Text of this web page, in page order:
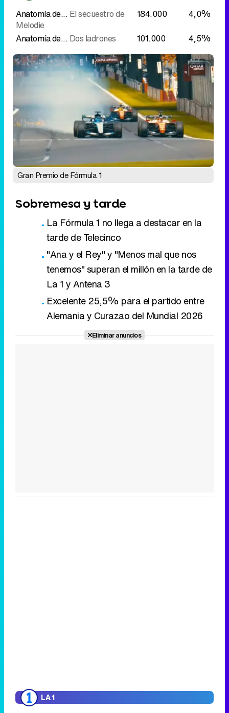
Anatomía de... El secuestro de
Melodie
184.000
4,0%
Anatomía de... Dos ladrones 101.000 4,5%
Gran Premio de Fórmula 1
Sobremesa y tarde
La Fórmula 1 no llega a destacar en la
tarde de Telecinco
"Ana y el Rey" y "Menos mal que nos
tenemos" superan el millón en la tarde de
La 1 y Antena 3
Excelente 25,5% para el partido entre
Alemania y Curazao del Mundial 2026
Eliminar anuncios
LA 1